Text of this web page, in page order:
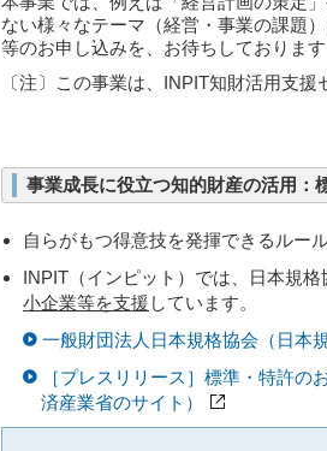
ない様々なテーマ（経営・事業の課題
等のお申し込みを、お待ちしております
〔注〕この事業は、INPIT知財活用支
事業成長に役立つ知的財産の活用：
自らがもつ得意技を発揮できるルー
INPIT（インピット）では、日本規格
小企業等を支援 しています。
一般財団法人日本規格協会（日本
［プレスリリース］標準・特許
済産業省のサイト）